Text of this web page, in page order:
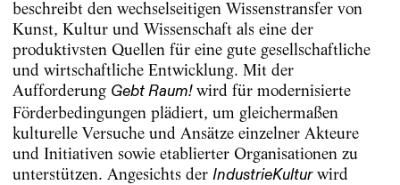
beschreibt den wechselseitigen Wissenstransfer von
Kunst, Kultur und Wissenschaft als eine der
produktivsten Quellen für eine gute gesellschaftliche
und wirtschaftliche Entwicklung. Mit der
Aufforderung Gebt Raum!wird für modernisierte
Förderbedingungen plädiert, um gleichermaßen
kulturelle Versuche und Ansätze einzelner Akteure
und Initiativen sowie etablierter Organisationen zu
unterstützen. Angesichts der IndustrieKulturwird